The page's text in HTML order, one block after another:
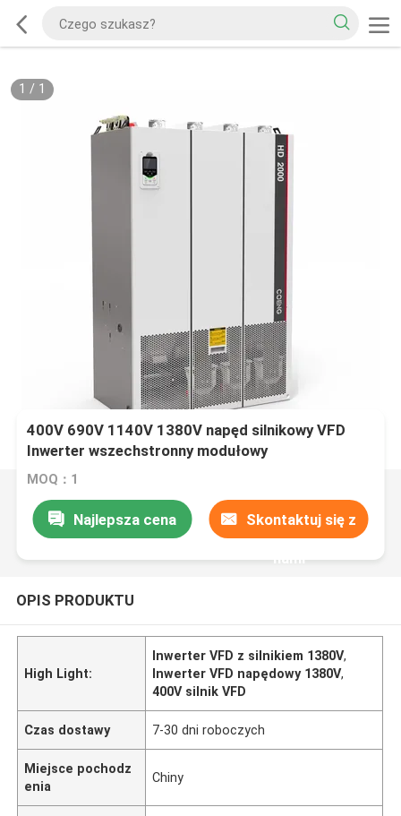
1 / 1
400V 690V 1140V 1380V napęd silnikowy VFD
Inwerter wszechstronny modułowy
MOQ：1
Najlepsza cena Skontaktuj się z
nami
OPIS PRODUKTU
High Light:
Inwerter VFD z silnikiem 1380V,
Inwerter VFD napędowy 1380V,
400V silnik VFD
Czas dostawy 7-30 dni roboczych
Miejsce pochodz
enia
Chiny